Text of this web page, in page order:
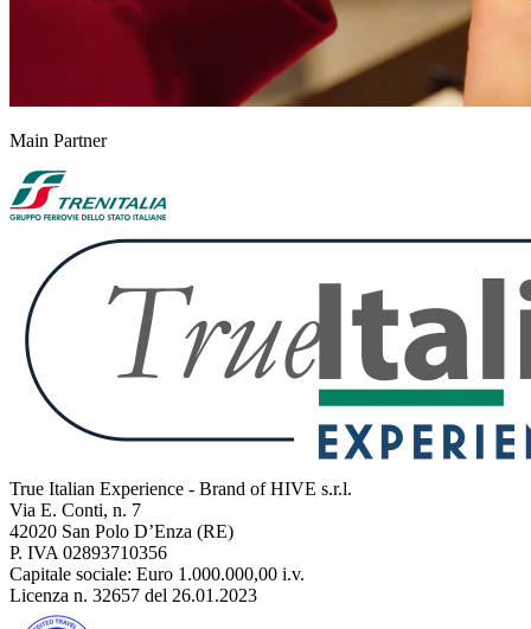
Main Partner
True Italian Experience - Brand of HIVE s.r.l.
Via E. Conti, n. 7
42020 San Polo D’Enza (RE)
P. IVA 02893710356
Capitale sociale: Euro 1.000.000,00 i.v.
Licenza n. 32657 del 26.01.2023